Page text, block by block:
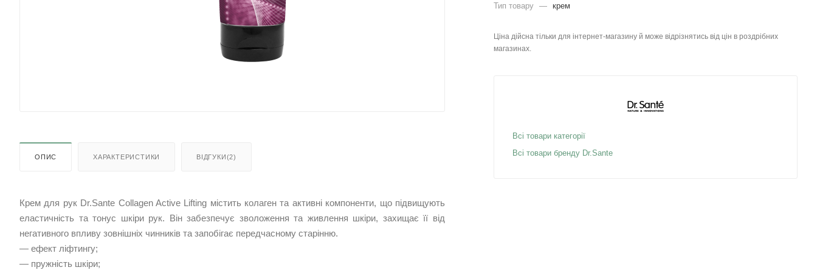
ОПИС ХАРАКТЕРИСТИКИ ВІДГУКИ(2)
Крем для рук Dr.Sante Collagen Active Lifting містить колаген та активні компоненти, що підвищують
еластичність та тонус шкіри рук. Він забезпечує зволоження та живлення шкіри, захищає її від
негативного впливу зовнішніх чинників та запобігає передчасному старінню.
— ефект ліфтингу;
— пружність шкіри;
Тип товару — крем
Ціна дійсна тільки для інтернет-магазину й може відрізнятись від цін в роздрібних
магазинах.
Всі товари категорії
Всі товари бренду Dr.Sante